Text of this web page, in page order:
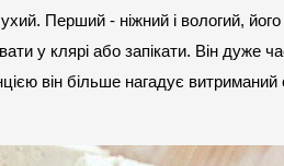
Перший - ніжний і вологий,
у клярі або запікати. Він дуже
він більше нагадує витриманий